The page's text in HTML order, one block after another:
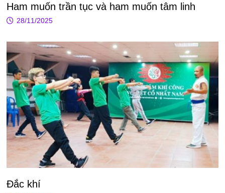
Ham muốn trần tục và ham muốn tâm linh
28/11/2025
Đắc khí